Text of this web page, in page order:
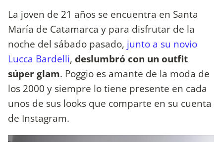
La joven de 21 años se encuentra en Santa
María de Catamarca y para disfrutar de la
noche del sábado pasado, junto a su novio
Lucca Bardelli, deslumbró con un outfit
súper glam. Poggio es amante de la moda de
los 2000 y siempre lo tiene presente en cada
unos de sus looks que comparte en su cuenta
de Instagram.